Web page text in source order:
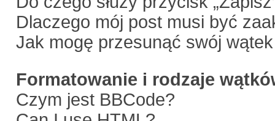
Dlaczego mój post musi być
Jak mogę przesunąć swój
Formatowanie i rodzaje
Czym jest BBCode?